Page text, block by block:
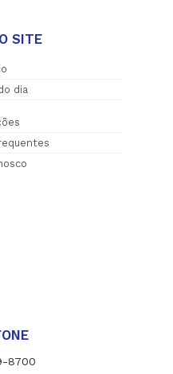
SITE
dia
8700